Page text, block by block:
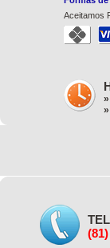
Aceitamos